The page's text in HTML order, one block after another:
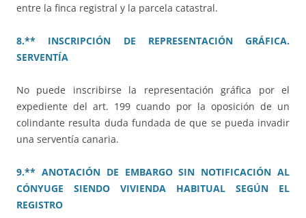
entre la finca registral y la parcela catastral.
8.** INSCRIPCIÓN DE REPRESENTACIÓN GRÁFICA.
SERVENTÍA
No puede inscribirse la representación gráfica por el
expediente del art. 199 cuando por la oposición de un
colindante resulta duda fundada de que se pueda invadir
una serventía canaria.
9.** ANOTACIÓN DE EMBARGO SIN NOTIFICACIÓN AL
CÓNYUGE SIENDO VIVIENDA HABITUAL SEGÚN EL
REGISTRO